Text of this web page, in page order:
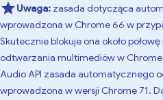
Uwaga: zasada dotycząca
wprowadzona w Chrome 66 w
Skutecznie blokuje ona około
odtwarzania multimediów w
Audio API zasada automatycznego
wprowadzona w wersji Chrome 71.